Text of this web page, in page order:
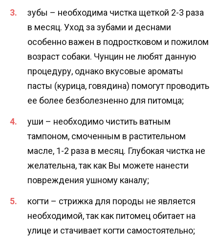
зубы – необходима чистка щеткой 2-3 раза
в месяц. Уход за зубами и деснами
особенно важен в подростковом и пожилом
возраст собаки. Чунцин не любят данную
процедуру, однако вкусовые ароматы
пасты (курица, говядина) помогут проводить
ее более безболезненно для питомца;
уши – необходимо чистить ватным
тампоном, смоченным в растительном
масле, 1-2 раза в месяц. Глубокая чистка не
желательна, так как Вы можете нанести
повреждения ушному каналу;
когти – стрижка для породы не является
необходимой, так как питомец обитает на
улице и стачивает когти самостоятельно;